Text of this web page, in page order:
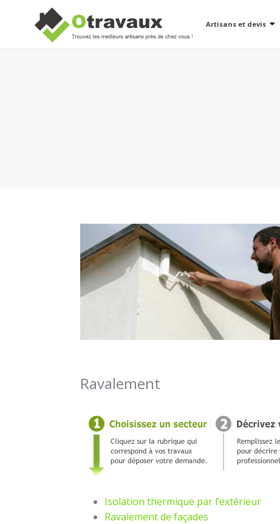
Artisans et devis
Ravalement
Isolation thermique par l’extérieur
Ravalement de façades